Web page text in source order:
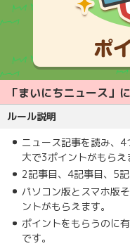
「まいにちニュース」
ルール説明
ニュース記事を読み、
大で3ポイントがもらえ
2記事目、4記事目、5
パソコン版とスマホ版
ントがもらえます。
ポイントをもらうのに
です。